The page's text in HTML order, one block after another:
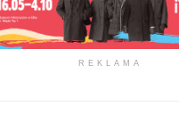
REKLAMA